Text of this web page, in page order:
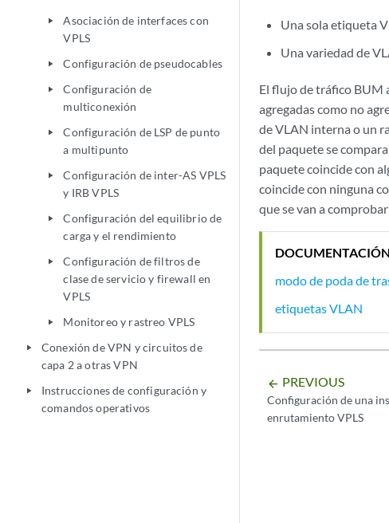
play_arrow
Asociación de interfaces con
VPLS
play_arrow Configuración de pseudocables
play_arrow
Configuración de
multiconexión
play_arrow
Configuración de LSP de punto
a multipunto
play_arrow
Configuración de inter-AS VPLS
y IRB VPLS
play_arrow
Configuración del equilibrio de
carga y el rendimiento
play_arrow
Configuración de filtros de
clase de servicio y firewall en
VPLS
play_arrow Monitoreo y rastreo VPLS
play_arrow
Conexión de VPN y circuitos de
capa 2 a otras VPN
play_arrow
Instrucciones de configuración y
comandos operativos
Una sola etiqueta
Una variedad de
El flujo de tráfico BUM
agregadas como no
de VLAN interna o un
del paquete se
paquete coincide con
coincide con ninguna
que se van a
modo de poda de
etiquetas VLAN
arrow_backward PREVIOUS
Configuración de una
enrutamiento VPLS